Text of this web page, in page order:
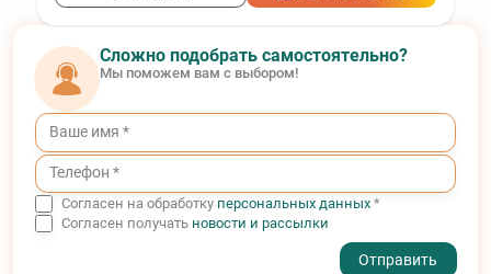
Сложно подобрать самостоятельно?
Мы поможем вам с выбором!
Согласен на обработку персональных данных*
Согласен получать новости и рассылки